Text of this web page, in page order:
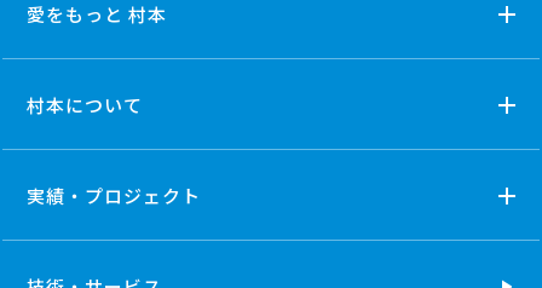
愛をもっと 村本
村本について
実績・プロジェクト